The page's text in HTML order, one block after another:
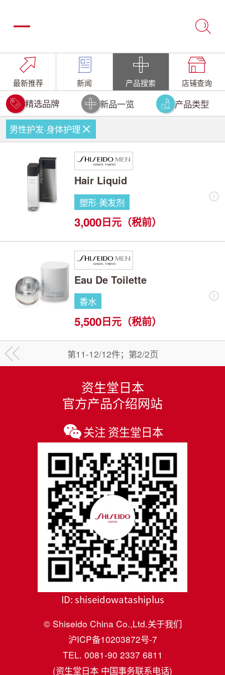
最新推荐 新闻 产品搜索 店铺查询
精选品牌 新品一览 产品类型
男性护发·身体护理
Hair Liquid
塑形·美发剂
3,000日元（税前）
Eau De Toilette
香水
5,500日元（税前）
第11-12/12件；第2/2页
资生堂日本
官方产品介绍网站
关注 资生堂日本
ID:shiseidowatashiplus
© Shiseido China Co.,Ltd.关于我们
沪ICP备10203872号-7
TEL. 0081-90 2337 6811
(资生堂日本 中国事务联系电话)